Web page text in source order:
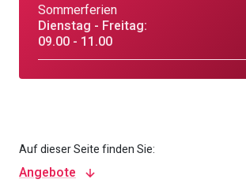
Sommerferien
Dienstag - Freitag:
09.00 - 11.00
Auf dieser Seite finden Sie:
Angebote